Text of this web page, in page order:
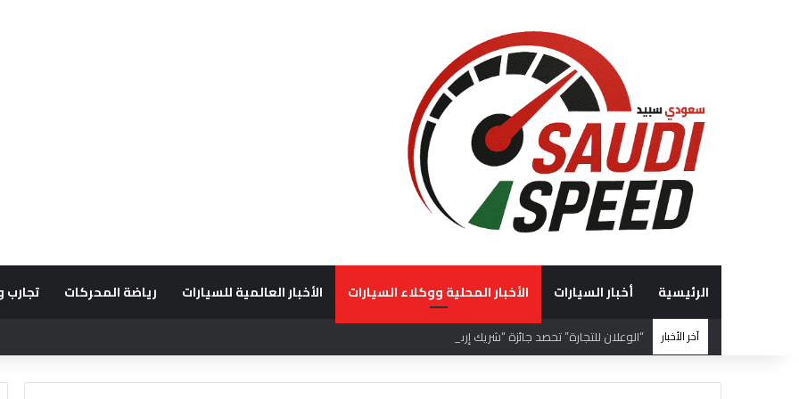
الرئيسية أخبار السيارات الأخبار المحلية ووكلاء السيارات الأخبار العالمية للسيارات رياضة المحركات تجارب
آخر الأخبار “الوعلان للتجارة” تحصد جائزة “شريك إرث التميّز” في قمة “شركاء هيونداي لعام 2026” تقديراً للتميّز التشغيلي وريادة تجارب العميل